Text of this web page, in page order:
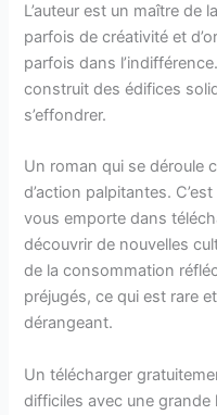
L’auteur est un maître de
parfois de créativité et
parfois dans
construit des édifices
s’effondrer.
Un roman qui se déroule
d’action palpitantes.
vous emporte dans
découvrir de nouvelles
de la consommation
préjugés, ce qui est rare
dérangeant.
Un télécharger
difficiles avec une